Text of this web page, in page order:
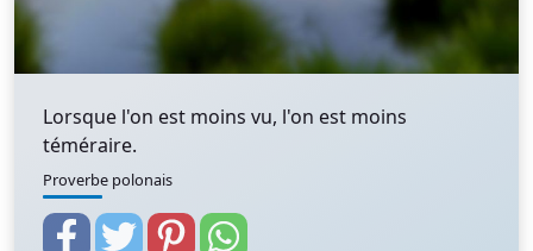
Lorsque l'on est moins vu, l'on est moins
téméraire.
Proverbe polonais